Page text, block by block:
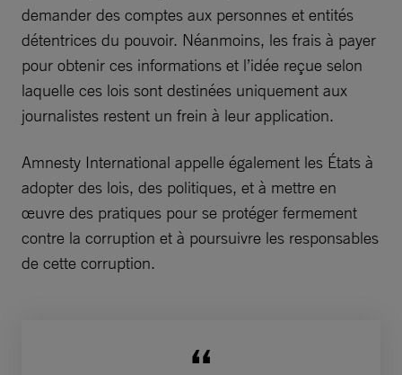
demander des comptes aux personnes et entités
détentrices du pouvoir. Néanmoins, les frais à payer
pour obtenir ces informations et l’idée reçue selon
laquelle ces lois sont destinées uniquement aux
journalistes restent un frein à leur application.
Amnesty International appelle également les États à
adopter des lois, des politiques, et à mettre en
œuvre des pratiques pour se protéger fermement
contre la corruption et à poursuivre les responsables
de cette corruption.